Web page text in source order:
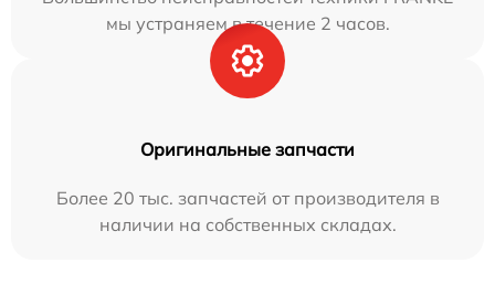
мы устраняем в течение 2 часов.
Оригинальные запчасти
Более 20 тыс. запчастей от производителя в
наличии на собственных складах.